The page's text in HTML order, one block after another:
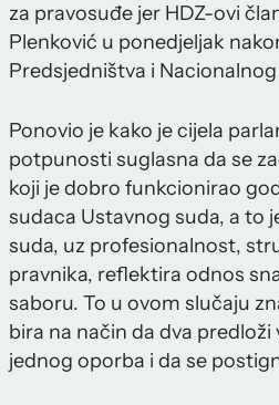
za pravosuđe jer HDZ-ovi
Plenković u ponedjeljak
Predsjedništva i
Ponovio je kako je cijela
potpunosti suglasna da se
koji je dobro funkcionirao
sudaca Ustavnog suda, a to
suda, uz profesionalnost,
pravnika, reflektira odnos
saboru. To u ovom slučaju
bira na način da dva predloži
jednog oporba i da se